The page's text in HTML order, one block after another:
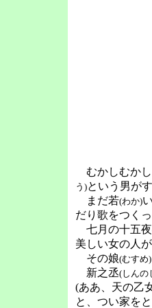
むかしむかし
う)という男が
まだ若(わか)
だり歌をつく
七月の十五夜
美しい女の人
その娘(むすめ)
新之丞(しんの
(ああ、天の乙
と、つい家を